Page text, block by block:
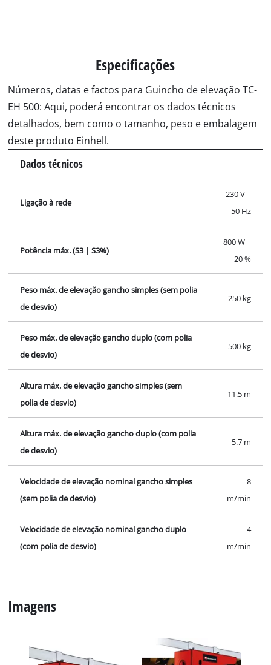
Especificações
Números, datas e factos para Guincho de elevação TC-
EH 500: Aqui, poderá encontrar os dados técnicos
detalhados, bem como o tamanho, peso e embalagem
deste produto Einhell.
Dados técnicos
Ligação à rede
230 V |
50 Hz
Potência máx. (S3 | S3%)
800 W |
20 %
Peso máx. de elevação gancho simples (sem polia
de desvio)
250 kg
Peso máx. de elevação gancho duplo (com polia
de desvio)
500 kg
Altura máx. de elevação gancho simples (sem
polia de desvio)
11.5 m
Altura máx. de elevação gancho duplo (com polia
de desvio)
5.7 m
Velocidade de elevação nominal gancho simples
(sem polia de desvio)
8
m/min
Velocidade de elevação nominal gancho duplo
(com polia de desvio)
4
m/min
Imagens